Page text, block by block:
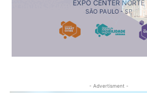
- Advertisment -